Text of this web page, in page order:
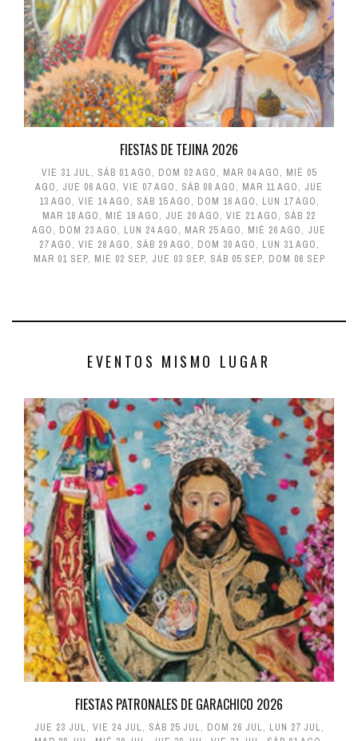
FIESTAS DE TEJINA 2026
VIE 31 JUL, SÁB 01 AGO, DOM 02 AGO, MAR 04 AGO, MIÉ 05
AGO, JUE 06 AGO, VIE 07 AGO, SÁB 08 AGO, MAR 11 AGO, JUE
13 AGO, VIE 14 AGO, SÁB 15 AGO, DOM 16 AGO, LUN 17 AGO,
MAR 18 AGO, MIÉ 19 AGO, JUE 20 AGO, VIE 21 AGO, SÁB 22
AGO, DOM 23 AGO, LUN 24 AGO, MAR 25 AGO, MIÉ 26 AGO, JUE
27 AGO, VIE 28 AGO, SÁB 29 AGO, DOM 30 AGO, LUN 31 AGO,
MAR 01 SEP, MIÉ 02 SEP, JUE 03 SEP, SÁB 05 SEP, DOM 06 SEP
EVENTOS MISMO LUGAR
FIESTAS PATRONALES DE GARACHICO 2026
JUE 23 JUL, VIE 24 JUL, SÁB 25 JUL, DOM 26 JUL, LUN 27 JUL,